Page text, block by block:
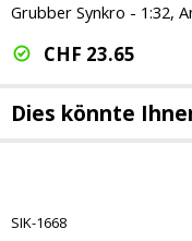
Grubber Synkro - 1:32,
CHF 23.65
Dies könnte
SIK-1668